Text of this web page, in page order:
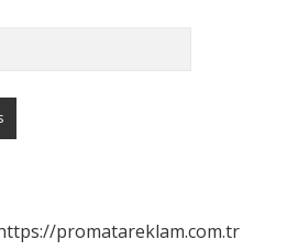
promatareklam.com.tr